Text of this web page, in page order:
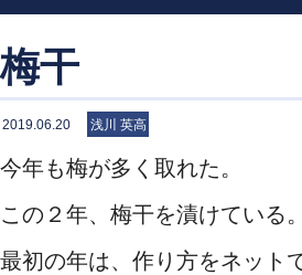
梅干
2019.06.20 浅川 英高
今年も梅が多く取れた。
この２年、梅干を漬けている
最初の年は、作り方をネット